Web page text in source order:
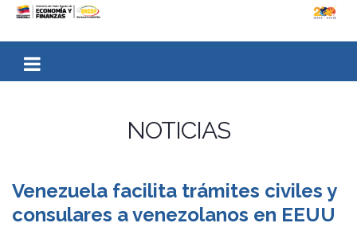
NOTICIAS
Venezuela facilita trámites civiles y
consulares a venezolanos en EEUU